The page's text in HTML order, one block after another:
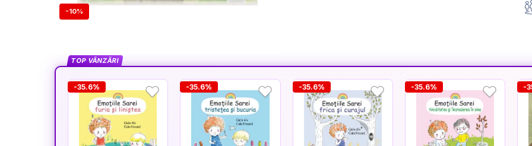
-10%
TOP VÂNZĂRI
-35.6% -35.6% -35.6% -35.6% -